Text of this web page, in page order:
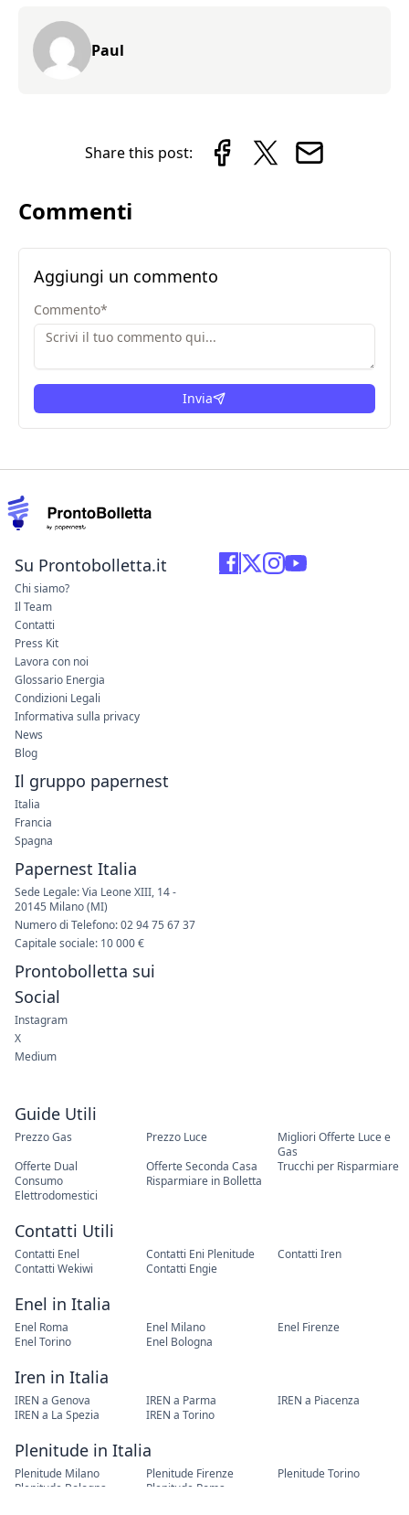
Paul
Share this post:
Commenti
Aggiungi un commento
Commento*
Invia
Guide Utili
Prezzo Gas Prezzo Luce
Migliori Offerte Luce e
Gas
Offerte Dual
Offerte Seconda Casa
Trucchi per Risparmiare
Consumo
Elettrodomestici
Risparmiare in Bolletta
Contatti Utili
Contatti Enel Contatti Eni Plenitude
Contatti Iren
Contatti Wekiwi
Contatti Engie
Enel in Italia
Enel Roma Enel Milano
Enel Firenze
Enel Torino
Enel Bologna
Iren in Italia
IREN a Genova IREN a Parma
IREN a Piacenza
IREN a La Spezia
IREN a Torino
Plenitude in Italia
Plenitude Milano Plenitude Firenze
Plenitude Torino
Plenitude Bologna
Plenitude Roma
Su Prontobolletta.it
Chi siamo?
Il Team
Contatti
Press Kit
Lavora con noi
Glossario Energia
Condizioni Legali
Informativa sulla privacy
News
Blog
Il gruppo papernest
Italia
Francia
Spagna
Papernest Italia
Sede Legale: Via Leone XIII, 14 -
20145 Milano (MI)
Numero di Telefono: 02 94 75 67 37
Capitale sociale: 10 000 €
Prontobolletta sui
Social
Instagram
X
Medium